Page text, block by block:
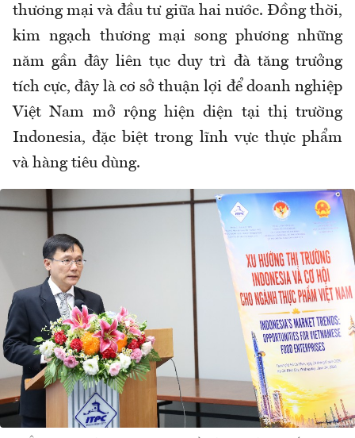
thương mại và đầu tư giữa hai nước. Đồng thời,
kim ngạch thương mại song phương những
năm gần đây liên tục duy trì đà tăng trưởng
tích cực,đây là cơ sở thuận lợi để doanh nghiệp
Việt Nam mở rộng hiện diện tại thị trường
Indonesia, đặc biệt trong lĩnh vực thực phẩm
và hàng tiêu dùng.